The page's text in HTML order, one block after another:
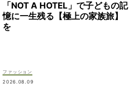
「NOT A HOTEL」で子どもの記
憶に一生残る【極上の家族旅】
を
ファッション
2026.08.09